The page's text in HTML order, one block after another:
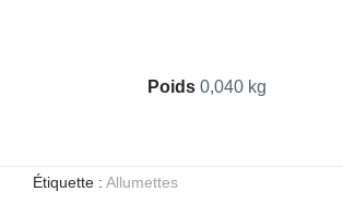
Poids 0,040 kg
Étiquette : Allumettes